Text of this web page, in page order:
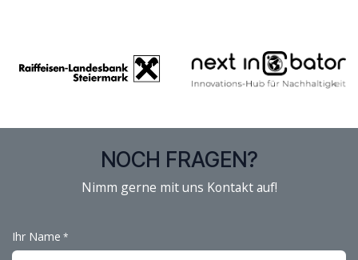
NOCH FRAGEN?
Nimm gerne mit uns Kontakt auf!
Ihr Name *